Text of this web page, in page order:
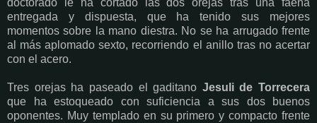
doctorado le ha cortado las dos orejas tras una faena
entregada y dispuesta, que ha tenido sus mejores
momentos sobre la mano diestra. No se ha arrugado frente
al más aplomado sexto, recorriendo el anillo tras no acertar
con el acero.
Tres orejas ha paseado el gaditano Jesuli de Torrecera
que ha estoqueado con suficiencia a sus dos buenos
oponentes. Muy templado en su primero y compacto frente